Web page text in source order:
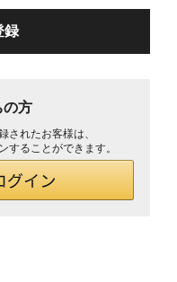
の方
されたお客様は、
することができます。